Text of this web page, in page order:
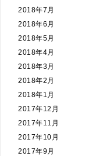
2018年7月
2018年6月
2018年5月
2018年4月
2018年3月
2018年2月
2018年1月
2017年12月
2017年11月
2017年10月
2017年9月